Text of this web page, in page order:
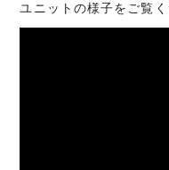
ユニットの様子をご覧く